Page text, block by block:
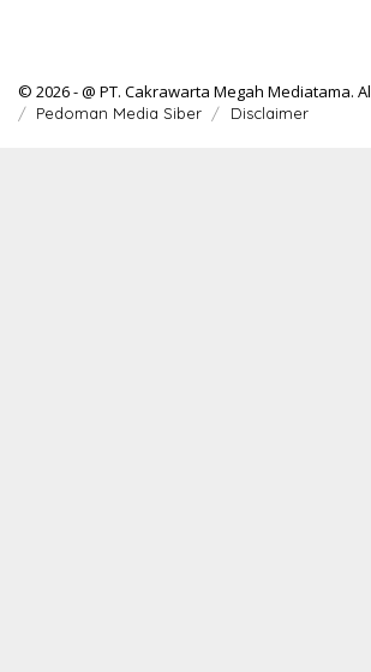
© 2026 - @ PT. Cakrawarta Megah Mediatama.
Pedoman Media Siber Disclaimer